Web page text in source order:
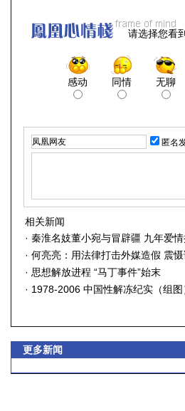
请选择您看
感动 同情 无聊
匿名
相关新闻
· 秦淮名妓董小宛与冒辟疆 九年爱情
· 何亮亮：用法律打击外媒造假 震
· 思想解放进程 “马丁事件”始末
· 1978-2006 中国性解冻纪实（组图
更多新闻